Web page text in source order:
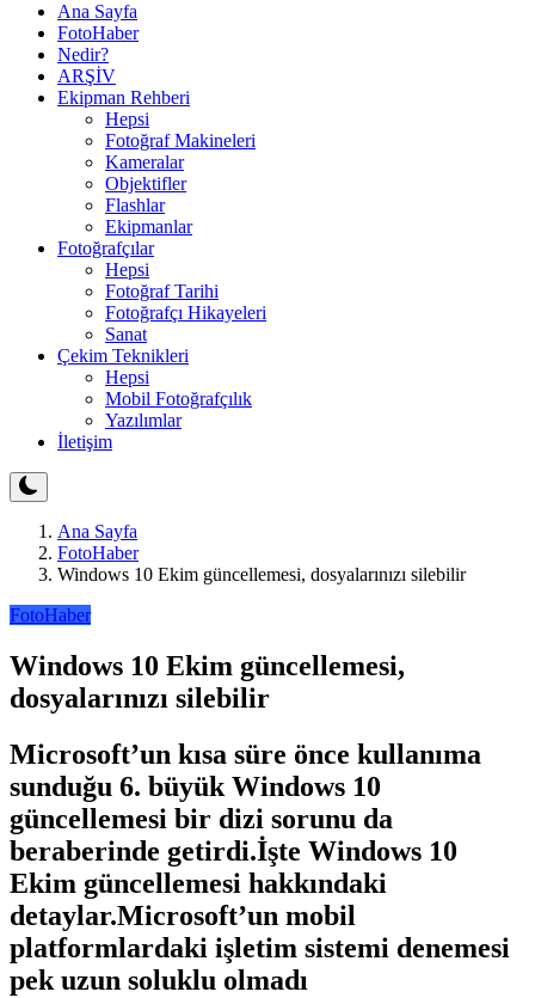
Ana Sayfa
FotoHaber
Nedir?
ARŞİV
Ekipman Rehberi
Hepsi
Fotoğraf Makineleri
Kameralar
Objektifler
Flashlar
Ekipmanlar
Fotoğrafçılar
Hepsi
Fotoğraf Tarihi
Fotoğrafçı Hikayeleri
Sanat
Çekim Teknikleri
Hepsi
Mobil Fotoğrafçılık
Yazılımlar
İletişim
Ana Sayfa
FotoHaber
Windows 10 Ekim güncellemesi, dosyalarınızı silebilir
FotoHaber
Windows 10 Ekim güncellemesi,
dosyalarınızı silebilir
Microsoft’un kısa süre önce kullanıma
sunduğu 6. büyük Windows 10
güncellemesi bir dizi sorunu da
beraberinde getirdi.İşte Windows 10
Ekim güncellemesi hakkındaki
detaylar.Microsoft’un mobil
platformlardaki işletim sistemi denemesi
pek uzun soluklu olmadı